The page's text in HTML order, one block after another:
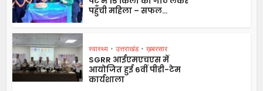
पहुँची महिला – सफल...
स्वास्थ्य • उत्तराखंड • ख़बरसार
SGRR आईएमएचएस में
आयोजित हुई 6वीं पीडी-टेम
कार्यशाला